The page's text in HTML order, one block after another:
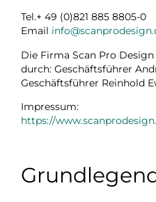
Tel.+ 49 (0)821 885 8805-0
Email
Die Firma Scan Pro
durch: Geschäftsführer
Geschäftsführer Reinhold
Impressum:
https://